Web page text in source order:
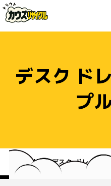
デスク ド
プ
HOME デスク ドレッサ